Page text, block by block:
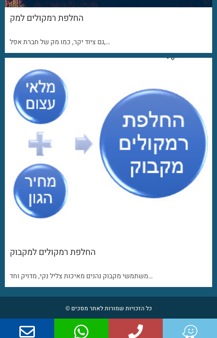
החלפת רמקולים למק
גם ציוד יקר, כמו מק של חברת אפל,…
החלפת רמקולים למקבוק
משתמשי מקבוק נהנים מאיכות צליל נקי, מדויק וחד…
כל הזכויות שמורות לאתר מסכים ©